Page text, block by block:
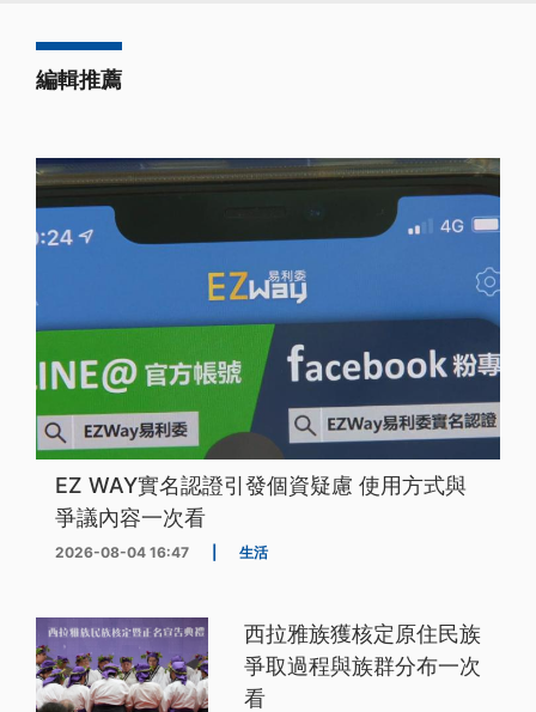
編輯推薦
EZ WAY實名認證引發個資疑慮 使用方式與
爭議內容一次看
2026-08-04 16:47 生活
西拉雅族獲核定原住民族
爭取過程與族群分布一次
看